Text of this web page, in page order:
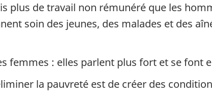
plus de travail non rémunéré que les
soin des jeunes, des malades et des
femmes : elles parlent plus fort et se font
la pauvreté est de créer des